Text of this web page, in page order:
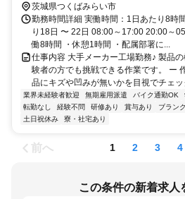
茨城県つくばみらい市
勤務時間詳細 実働時間：1日あたり8時
り18日 〜 22日 08:00～17:00 20:00～
働8時間 ・休憩1時間 ・配属部署に...
仕事内容 大手メーカー工場勤務♪ 製品
験者の方でも挑戦できる作業です。 ー
品にキズや凹みが無いかを目視でチェ
業界未経験者歓迎 無期雇用派遣 バイク通勤OK
転勤なし
経験不問 研修あり 賞与あり ブラン
土日祝休み
寮・社宅あり
前へ 1 2 3 4
この条件の新着求人